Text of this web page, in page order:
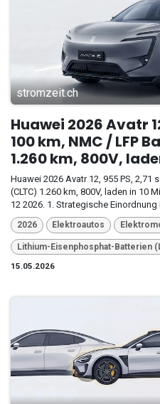
stromzeit.ch
Huawei 2026 Avatr
100 km, NMC / LFP
1.260 km, 800V,
Huawei 2026 Avatr 12, 955 PS, 2,71
(CLTC) 1.260 km, 800V, laden in 10
12 2026. 1. Strategische
2026 Elektroautos
Lithium-Eisenphosphat-Batterien
15.05.2026